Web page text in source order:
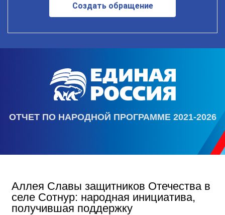
Создать обращение
ОТЧЕТ ПО НАРОДНОЙ ПРОГРАММЕ 2021-2026
Аллея Славы защитников Отечества в
селе Сотнур: народная инициатива,
получившая поддержку